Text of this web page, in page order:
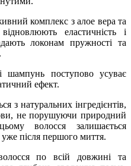
комплекс з алое вера та
еластичність і
локонам пружності та
шампунь поступово усуває
ефект.
з натуральних інгредієнтів,
не порушуючи природний
волосся залишається
після першого миття.
по всій довжині та